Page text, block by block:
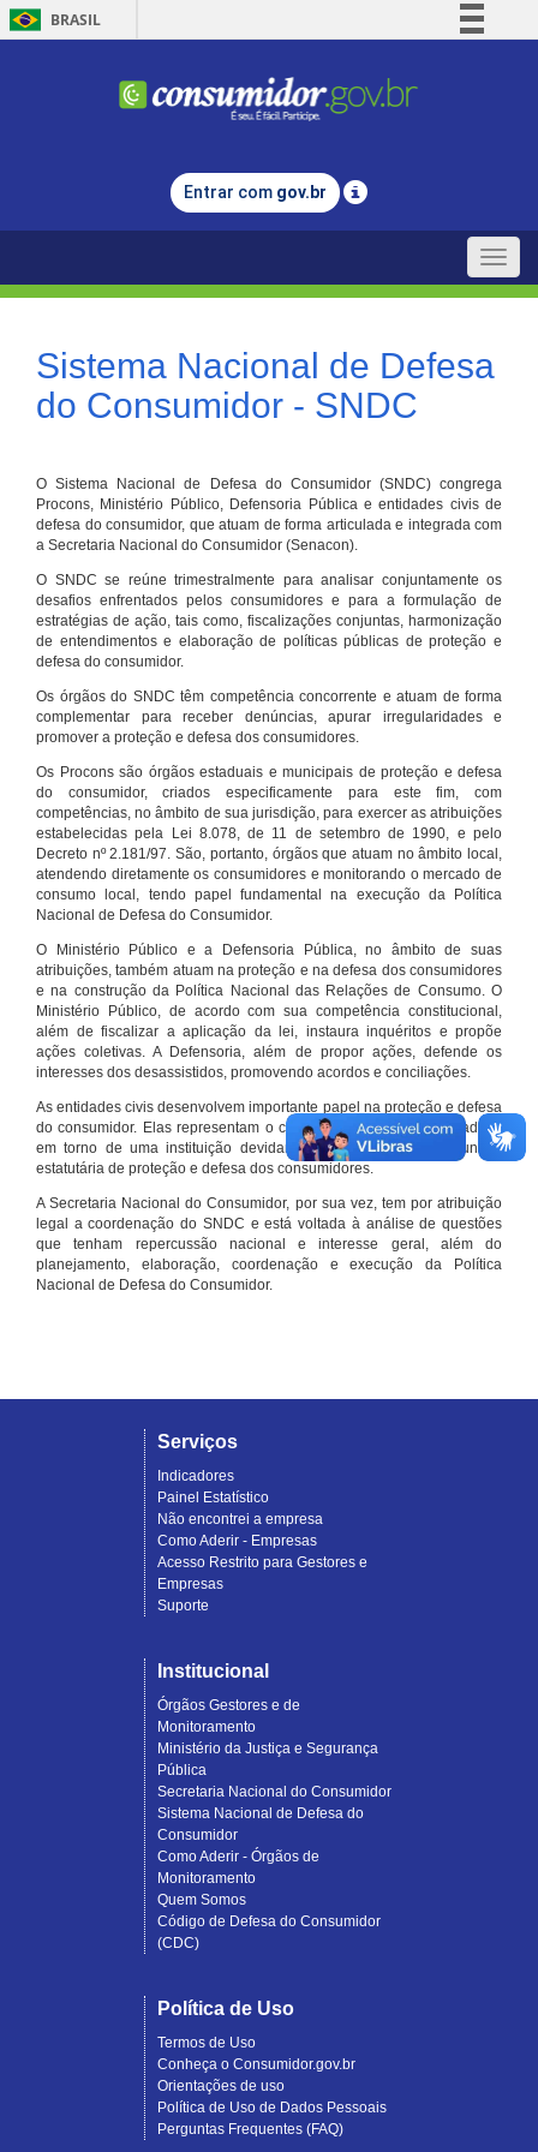
BRASIL
Comunica BR
Legislação
Entrar com gov.br
Toggle
Sistema Nacional de Defesa
do Consumidor - SNDC
O Sistema Nacional de Defesa do Consumidor (SNDC) congrega
Procons, Ministério Público, Defensoria Pública e entidades civis de
defesa do consumidor, que atuam de forma articulada e integrada com
a Secretaria Nacional do Consumidor (Senacon).
O SNDC se reúne trimestralmente para analisar conjuntamente os
desafios enfrentados pelos consumidores e para a formulação de
estratégias de ação, tais como, fiscalizações conjuntas, harmonização
de entendimentos e elaboração de políticas públicas de proteção e
defesa do consumidor.
Os órgãos do SNDC têm competência concorrente e atuam de forma
complementar para receber denúncias, apurar irregularidades e
promover a proteção e defesa dos consumidores.
Os Procons são órgãos estaduais e municipais de proteção e defesa
do consumidor, criados especificamente para este fim, com
competências, no âmbito de sua jurisdição, para exercer as atribuições
estabelecidas pela Lei 8.078, de 11 de setembro de 1990, e pelo
Decreto nº 2.181/97. São, portanto, órgãos que atuam no âmbito local,
atendendo diretamente os consumidores e monitorando o mercado de
consumo local, tendo papel fundamental na execução da Política
Nacional de Defesa do Consumidor.
O Ministério Público e a Defensoria Pública, no âmbito de suas
atribuições, também atuam na proteção e na defesa dos consumidores
e na construção da Política Nacional das Relações de Consumo. O
Ministério Público, de acordo com sua competência constitucional,
além de fiscalizar a aplicação da lei, instaura inquéritos e propõe
ações coletivas. A Defensoria, além de propor ações, defende os
interesses dos desassistidos, promovendo acordos e conciliações.
As entidades civis desenvolvem importante papel na proteção e defesa
do consumidor. Elas representam o conjunto organizado de cidadãos
em torno de uma instituição devidamente registrada e com função
estatutária de proteção e defesa dos consumidores.
A Secretaria Nacional do Consumidor, por sua vez, tem por atribuição
legal a coordenação do SNDC e está voltada à análise de questões
que tenham repercussão nacional e interesse geral, além do
planejamento, elaboração, coordenação e execução da Política
Nacional de Defesa do Consumidor.
Serviços
Indicadores
Painel Estatístico
Não encontrei a empresa
Como Aderir - Empresas
Acesso Restrito para Gestores e
Empresas
Suporte
Institucional
Órgãos Gestores e de
Monitoramento
Ministério da Justiça e Segurança
Pública
Secretaria Nacional do Consumidor
Sistema Nacional de Defesa do
Consumidor
Como Aderir - Órgãos de
Monitoramento
Quem Somos
Código de Defesa do Consumidor
(CDC)
Política de Uso
Termos de Uso
Conheça o Consumidor.gov.br
Orientações de uso
Política de Uso de Dados Pessoais
Perguntas Frequentes (FAQ)